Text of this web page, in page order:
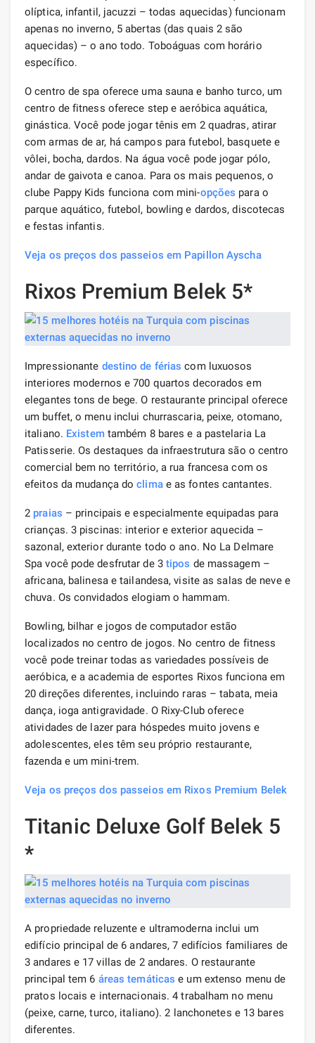
olíptica, infantil, jacuzzi – todas aquecidas) funcionam
apenas no inverno, 5 abertas (das quais 2 são
aquecidas) – o ano todo. Toboáguas com horário
específico.
O centro de spa oferece uma sauna e banho turco, um
centro de fitness oferece step e aeróbica aquática,
ginástica. Você pode jogar tênis em 2 quadras, atirar
com armas de ar, há campos para futebol, basquete e
vôlei, bocha, dardos. Na água você pode jogar pólo,
andar de gaivota e canoa. Para os mais pequenos, o
clube Pappy Kids funciona com mini-opções para o
parque aquático, futebol, bowling e dardos, discotecas
e festas infantis.
Veja os preços dos passeios em Papillon Ayscha
Rixos Premium Belek 5*
Impressionante destino de férias com luxuosos
interiores modernos e 700 quartos decorados em
elegantes tons de bege. O restaurante principal oferece
um buffet, o menu inclui churrascaria, peixe, otomano,
italiano. Existemtambém 8 bares e a pastelaria La
Patisserie. Os destaques da infraestrutura são o centro
comercial bem no território, a rua francesa com os
efeitos da mudança doclimae as fontes cantantes.
2 praias – principais e especialmente equipadas para
crianças. 3 piscinas: interior e exterior aquecida –
sazonal, exterior durante todo o ano. No La Delmare
Spa você pode desfrutar de 3 tipos de massagem –
africana, balinesa e tailandesa, visite as salas de neve e
chuva. Os convidados elogiam o hammam.
Bowling, bilhar e jogos de computador estão
localizados no centro de jogos. No centro de fitness
você pode treinar todas as variedades possíveis de
aeróbica, e a academia de esportes Rixos funciona em
20 direções diferentes, incluindo raras – tabata, meia
dança, ioga antigravidade. O Rixy-Club oferece
atividades de lazer para hóspedes muito jovens e
adolescentes, eles têm seu próprio restaurante,
fazenda e um mini-trem.
Veja os preços dos passeios em Rixos Premium Belek
Titanic Deluxe Golf Belek 5
*
A propriedade reluzente e ultramoderna inclui um
edifício principal de 6 andares, 7 edifícios familiares de
3 andares e 17 villas de 2 andares. O restaurante
principal tem 6 áreas temáticas e um extenso menu de
pratos locais e internacionais. 4 trabalham no menu
(peixe, carne, turco, italiano). 2 lanchonetes e 13 bares
diferentes.